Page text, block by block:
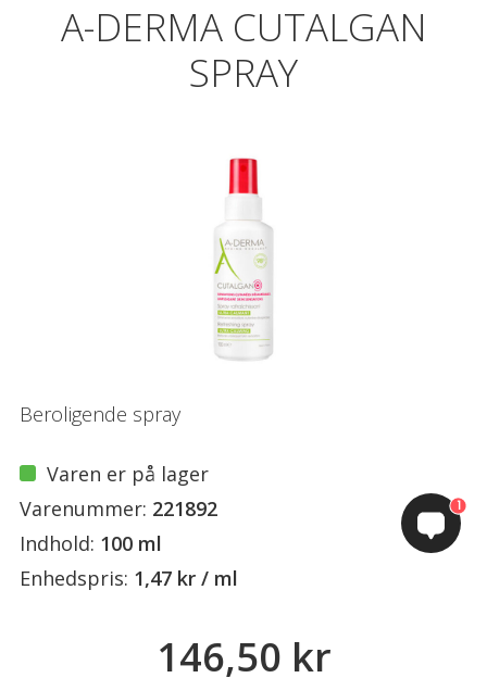
A-DERMA CUTALGAN
SPRAY
Beroligende spray
Varen er på lager
Varenummer: 221892
Indhold: 100 ml
Enhedspris: 1,47 kr / ml
146,50 kr
1